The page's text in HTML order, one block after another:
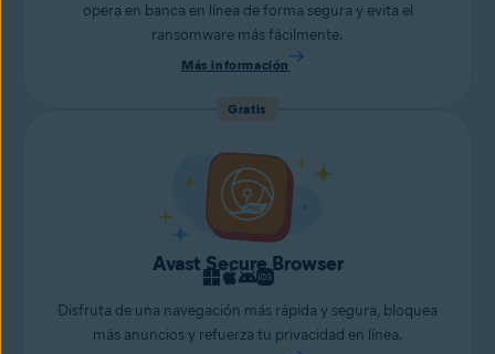
opera en banca en línea de forma segura y evita el
ransomware más fácilmente.
Más información
Gratis
Avast Secure Browser
Disfruta de una navegación más rápida y segura, bloquea
más anuncios y refuerza tu privacidad en línea.